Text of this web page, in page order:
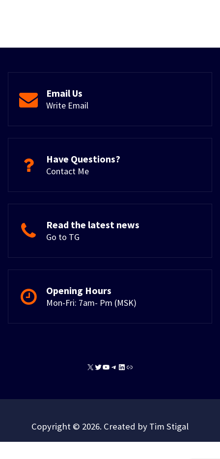
Email Us
Write Email
Have Questions?
Contact Me
Read the latest news
Go to TG
Opening Hours
Mon-Fri: 7am- Pm (MSK)
X TwitterYouTube
Telegram
Copyright © 2026. Created by Tim Stigal